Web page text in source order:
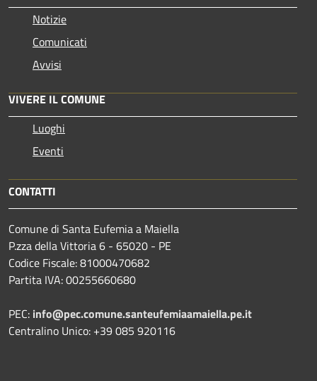
Notizie
Comunicati
Avvisi
VIVERE IL COMUNE
Luoghi
Eventi
CONTATTI
Comune di Santa Eufemia a Maiella
P.zza della Vittoria 6 - 65020 - PE
Codice Fiscale: 81000470682
Partita IVA: 00255660680
PEC: info@pec.comune.santeufemiaamaiella.pe.it
Centralino Unico: +39 085 920116